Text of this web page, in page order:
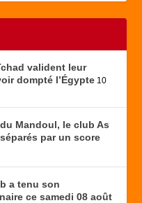
valident leur
dompté l’Égypte 10
Mandoul, le club As
par un score
a tenu son
ce samedi 08 août